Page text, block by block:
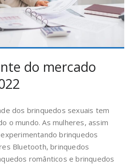
do mercado
dos brinquedos sexuais tem
o mundo. As mulheres, assim
brinquedos
Bluetooth, brinquedos
românticos e brinquedos